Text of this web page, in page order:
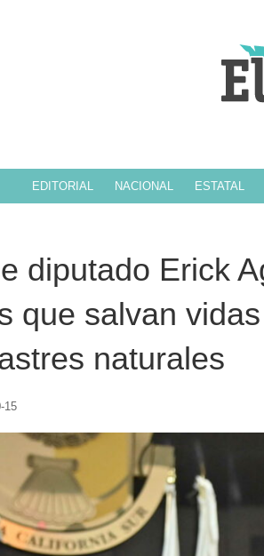
EDITORIAL NACIONAL ESTATAL
diputado Erick
que salvan
naturales
15